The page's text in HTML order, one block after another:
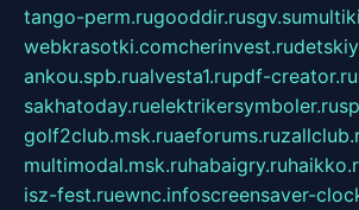
tango-perm.rugooddir.rusgv.su
webkrasotki.comcherinvest.ru
ankou.spb.rualvesta1.rupdf-creator.ru
sakhatoday.ruelektrikersymboler.ru
golf2club.msk.ruaeforums.ru
multimodal.msk.ruhabaigry.ru
isz-fest.ruewnc.infoscreensaver-